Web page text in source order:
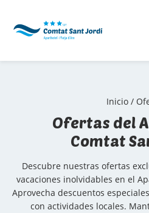
Inicio /
Ofertas del
Comtat
Descubre nuestras ofertas
vacaciones inolvidables en el
Aprovecha descuentos
con actividades locales.